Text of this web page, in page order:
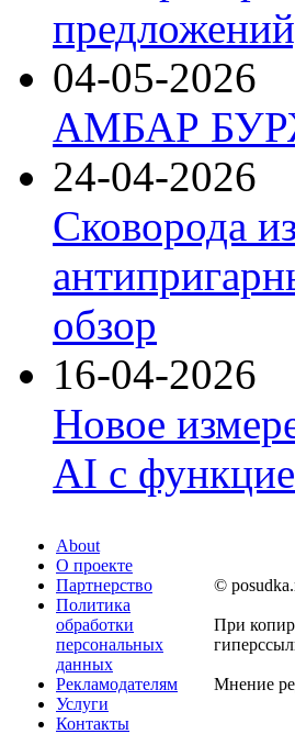
04-05-2026
АМБАР
24-04-2026
Сковорода
обзор
16-04-2026
Новое
AI с
About
О проекте
Партнерство
Политика
обработки
персональных
данных
Рекламодателям
Услуги
Контакты
©
При
Мнение